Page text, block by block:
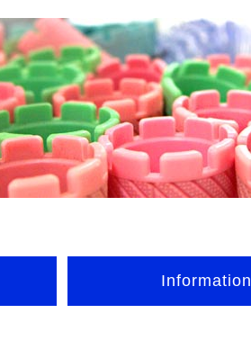
Information